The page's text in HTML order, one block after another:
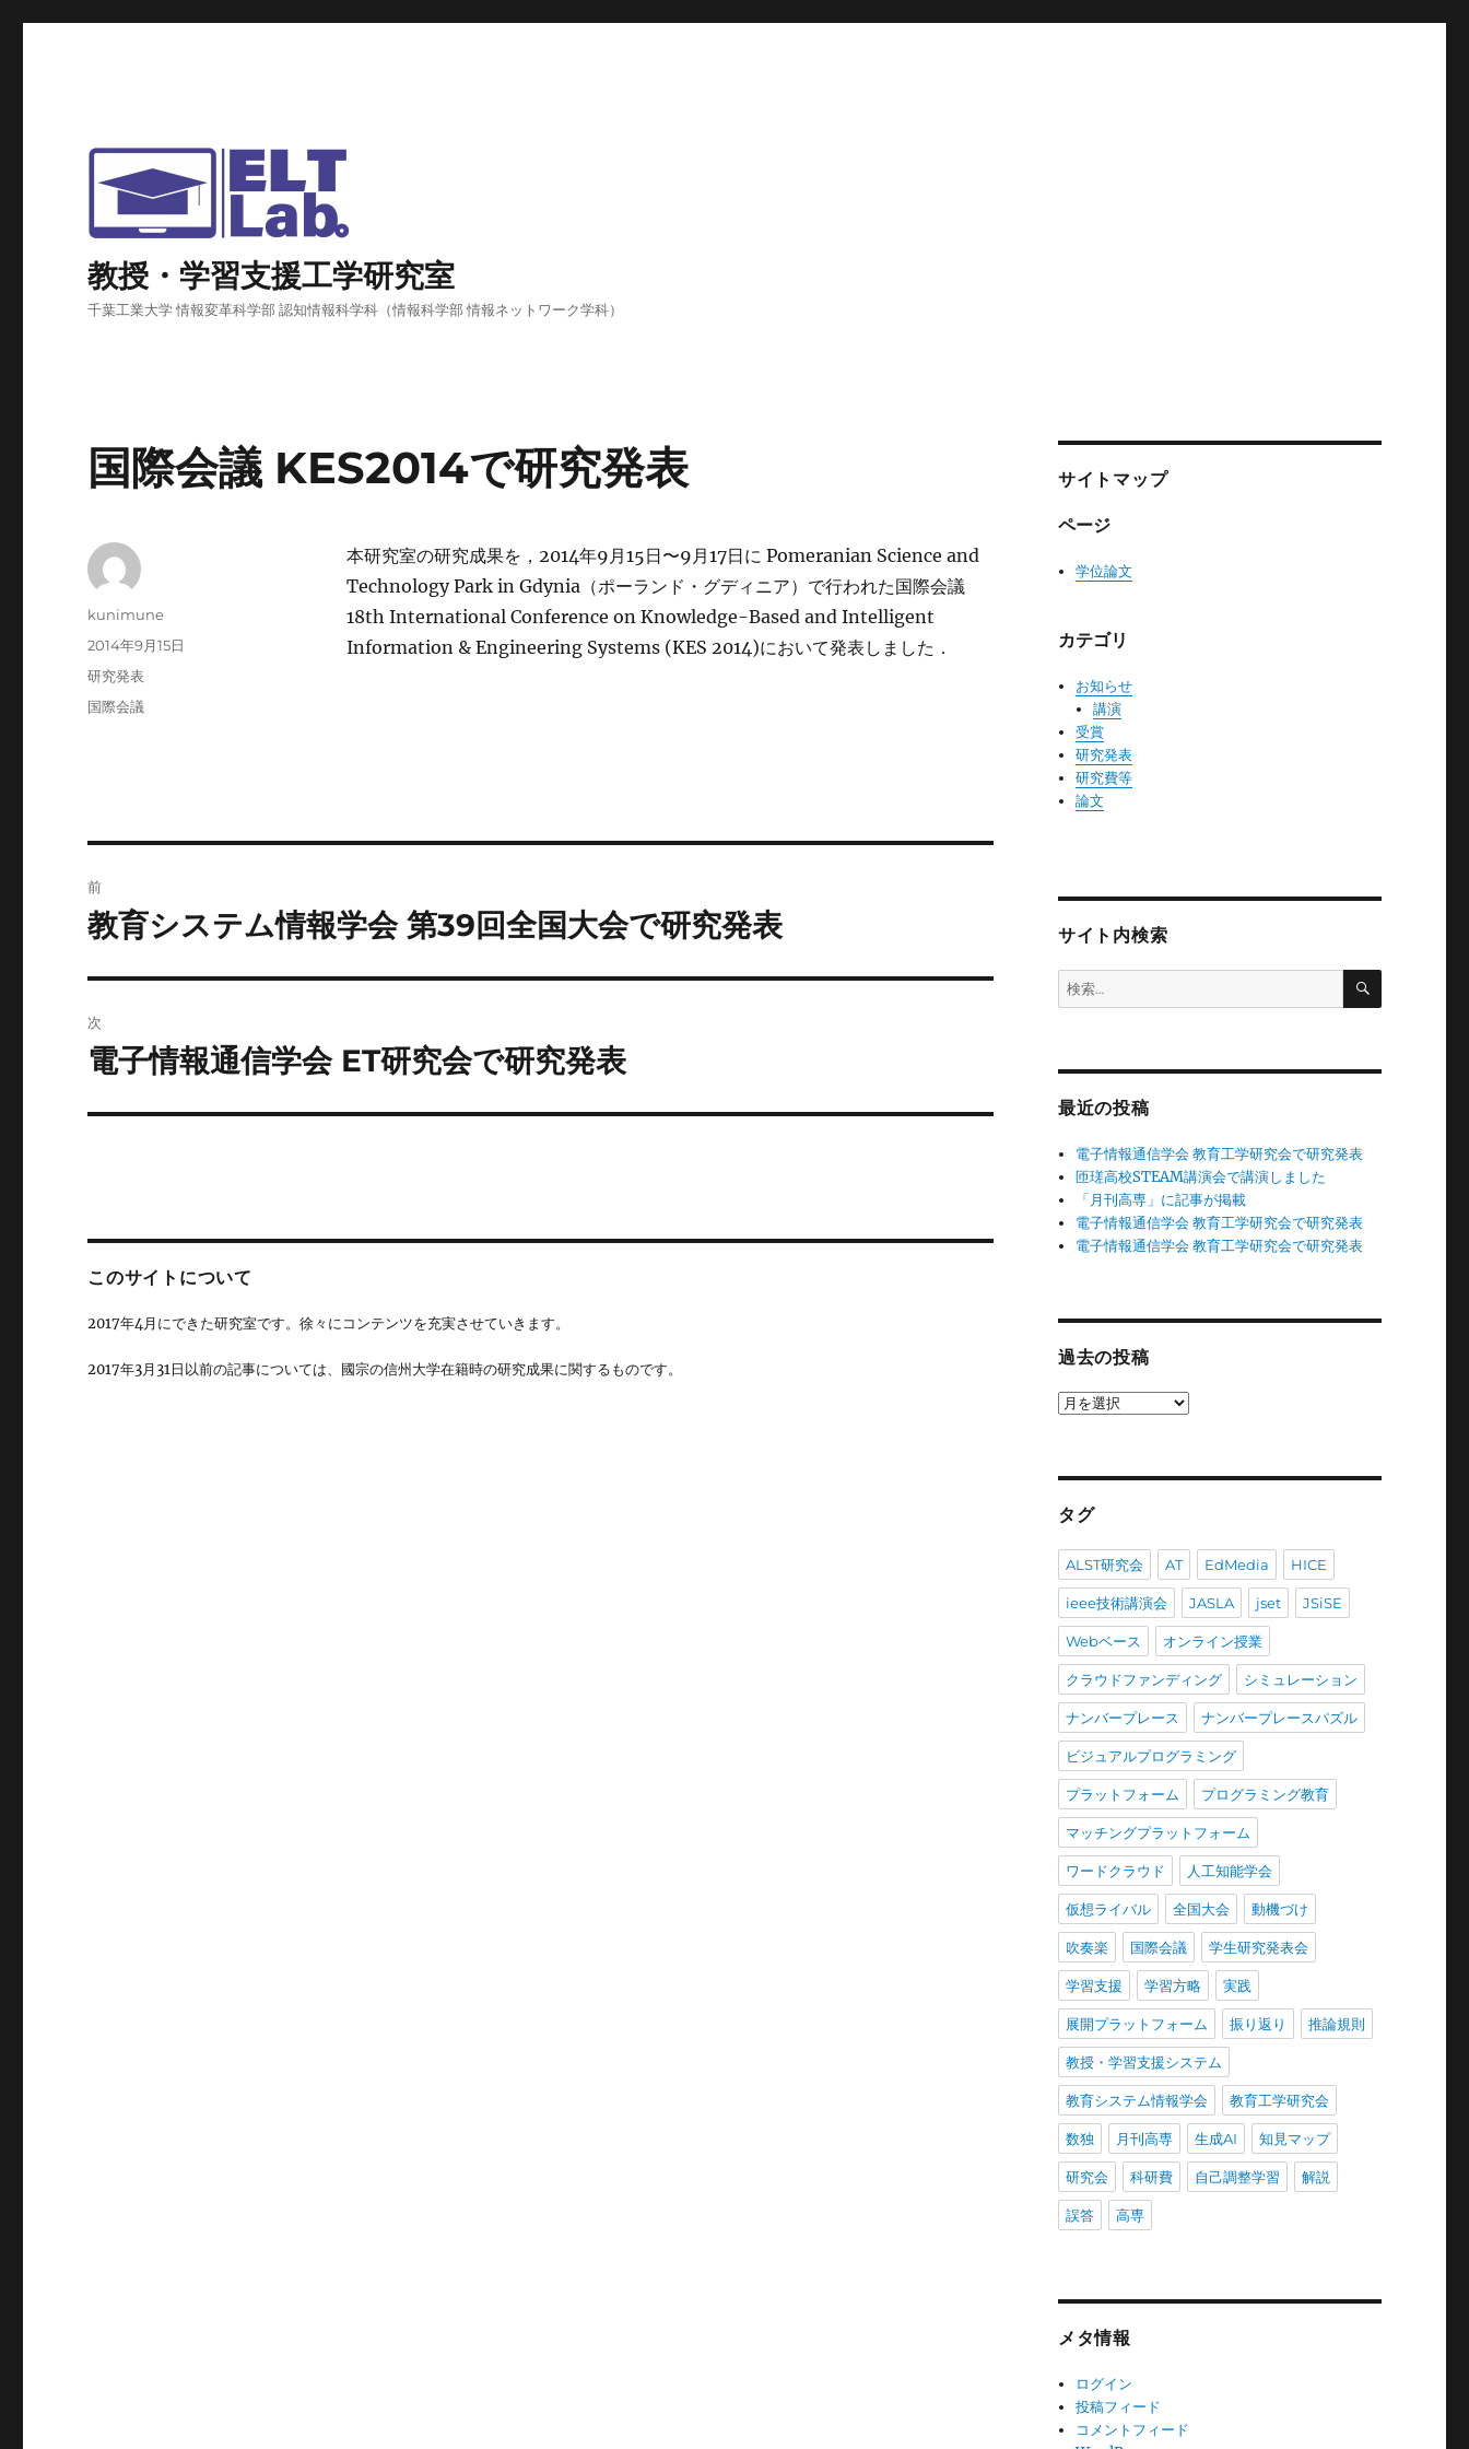
教授・学習支援工学研究室
千葉工業大学 情報変革科学部 認知情報科学科（情報科学部 情報ネットワーク学科）
国際会議 KES2014で研究発表
本研究室の研究成果を，2014年9月15日〜9月17日に Pomeranian Science and
Technology Park in Gdynia（ポーランド・グディニア）で行われた国際会議
18th International Conference on Knowledge-Based and Intelligent
Information & Engineering Systems (KES 2014)において発表しました．
投
kunimune
投
稿
2014年9月15日
カ
テ
研究発表
タ
国際会議
稿
ゲ
ン
前
前
投
稿:
教育システム情報学会 第39回全国大会で研究発表
次
次
投
電子情報通信学会 ET研究会で研究発表
このサイトについて
2017年4月にできた研究室です。徐々にコンテンツを充実させていきます。
2017年3月31日以前の記事については、國宗の信州大学在籍時の研究成果に関するものです。
サイトマップ
ページ
学位論文
カテゴリ
お知らせ
講演
受賞
研究発表
研究費等
論文
サイト内検索
検
索:
検
最近の投稿
電子情報通信学会 教育工学研究会で研究発表
匝瑳高校STEAM講演会で講演しました
「月刊高専」に記事が掲載
電子情報通信学会 教育工学研究会で研究発表
電子情報通信学会 教育工学研究会で研究発表
過去の投稿
過
タグ
ALST研究会 AT EdMedia HICE
ieee技術講演会 JASLA jset JSiSE
Webベース オンライン授業
クラウドファンディング シミュレーション
ナンバープレース ナンバープレースパズル
ビジュアルプログラミング
プラットフォーム プログラミング教育
マッチングプラットフォーム
ワードクラウド 人工知能学会
仮想ライバル 全国大会 動機づけ
吹奏楽 国際会議 学生研究発表会
学習支援 学習方略 実践
展開プラットフォーム 振り返り 推論規則
教授・学習支援システム
教育システム情報学会 教育工学研究会
数独 月刊高専 生成AI 知見マップ
研究会 科研費 自己調整学習 解説
誤答 高専
メタ情報
ログイン
投稿フィード
コメントフィード